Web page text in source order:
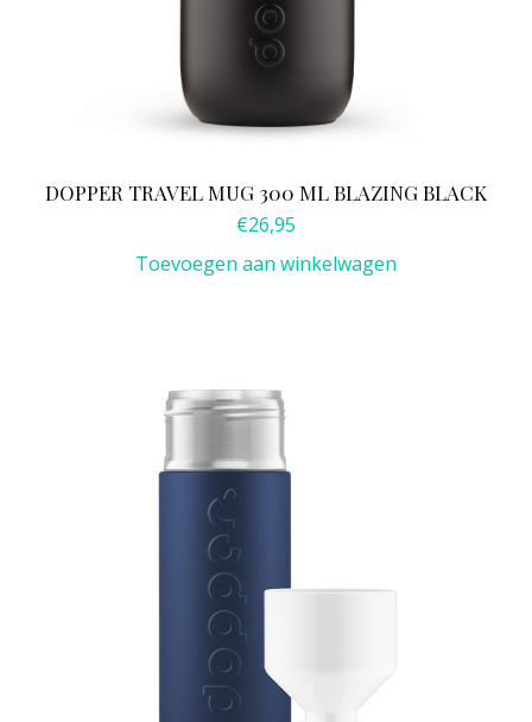
DOPPER TRAVEL MUG 300 ML BLAZING BLACK
€26,95
Toevoegen aan winkelwagen